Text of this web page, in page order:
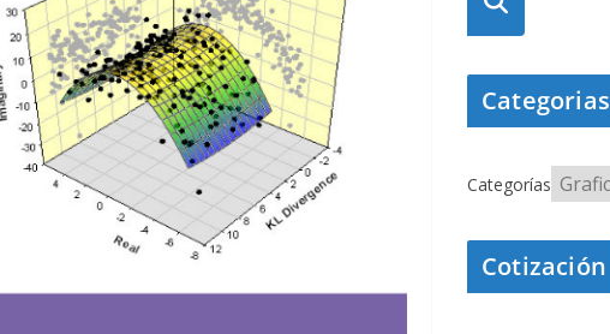
Categorias
Categorías
Cotización